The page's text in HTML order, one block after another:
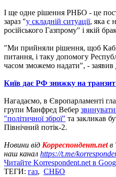
І ще одне рішення РНБО - це
зараз "у складній ситуації, яка є
російського Газпрому" і якій
"Ми прийняли рішення, щоб
питання, і таку допомогу
часом зможемо надати", - заявив
Київ дає РФ знижку на
Нагадаємо, в Європарламенті
групи Манфред Вебер
"політичної зброї" та закликав
Північний потік-2.
Новини від Корреспондент.netв
наш канал https://t.me/
Читайте Korrespondent.net в
ТЕГИ: газ, СНБО